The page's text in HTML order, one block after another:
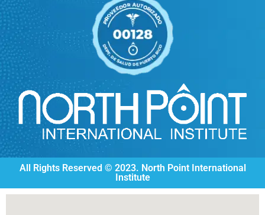
All Rights Reserved © 2023. North Point International
Institute